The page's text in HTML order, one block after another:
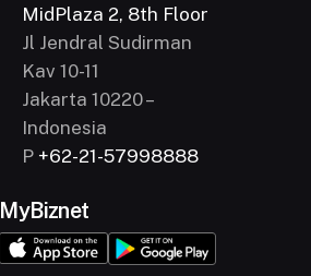
MidPlaza 2, 8th Floor
Jl Jendral Sudirman
Kav 10-11
Jakarta 10220 –
Indonesia
P +62-21-57998888
MyBiznet